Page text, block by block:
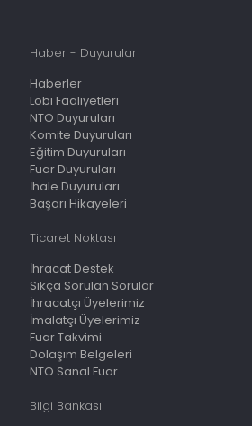
Haber - Duyurular
Haberler
Lobi Faaliyetleri
NTO Duyuruları
Komite Duyuruları
Eğitim Duyuruları
Fuar Duyuruları
İhale Duyuruları
Başarı Hikayeleri
Ticaret Noktası
İhracat Destek
Sıkça Sorulan Sorular
İhracatçı Üyelerimiz
İmalatçı Üyelerimiz
Fuar Takvimi
Dolaşım Belgeleri
NTO Sanal Fuar
Bilgi Bankası